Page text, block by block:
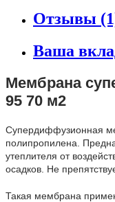
Отзывы
Ваша
Мембрана
95 70 м2
Супердиффузионная
полипропилена.
утеплителя от
осадков. Не
Такая мембрана